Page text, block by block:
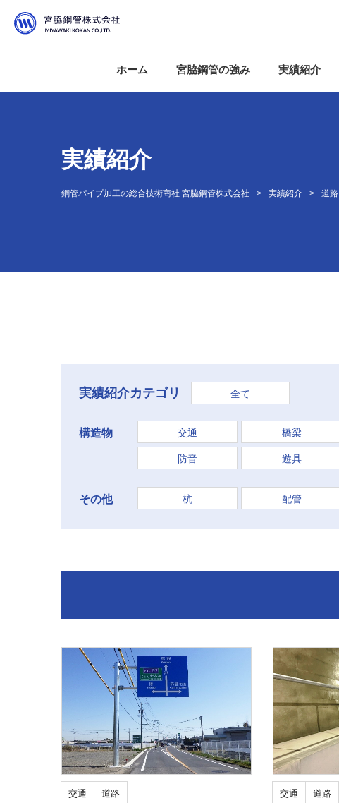
ホーム 宮脇鋼管の強み 実績紹介
実績紹介
鋼管パイプ加工の総合技術商社 宮脇鋼管株式会社 実績紹介 道路
実績紹介カテゴリ 全て
構造物 交通 橋梁
防音 遊具
その他 杭 配管
交通 道路 交通 道路